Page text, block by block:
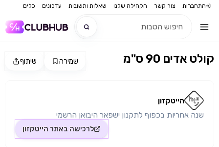
התחברות צור קשר הקהילה שלנו שאלות ותשובות עדכונים כלים
שיתוף שמירה קולט אדים 90 ס"מ
הייטקזון
שנה אחריות בכפוף לתקנון ישפאר היבואן הרשמי
לרכישה באתר הייטקזון